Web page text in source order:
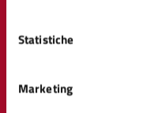
Statistiche
Marketing